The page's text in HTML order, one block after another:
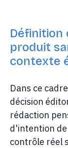
Définition
produit
contexte
Dans ce
décision
rédaction
d'intention
contrôle réel